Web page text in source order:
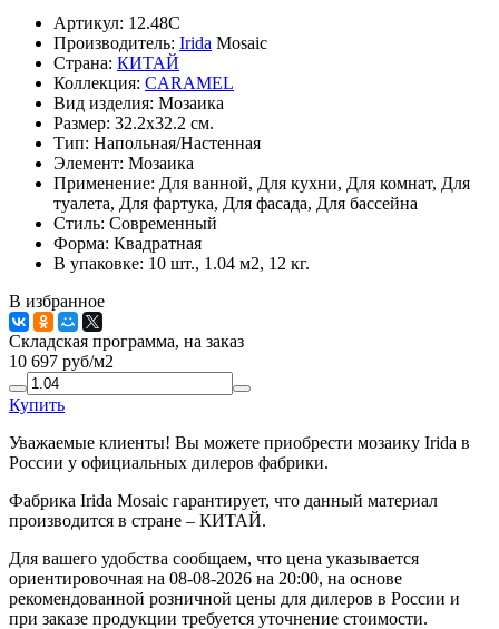
Артикул: 12.48C
Производитель: Irida Mosaic
Страна: КИТАЙ
Коллекция: CARAMEL
Вид изделия: Мозаика
Размер: 32.2x32.2 см.
Тип: Напольная/Настенная
Элемент: Мозаика
Применение: Для ванной, Для кухни, Для комнат, Для
туалета, Для фартука, Для фасада, Для бассейна
Стиль: Современный
Форма: Квадратная
В упаковке: 10 шт., 1.04 м2, 12 кг.
В избранное
Складская программа, на заказ
10 697 руб/м2
Купить
Уважаемые клиенты! Вы можете приобрести мозаику Irida в
России у официальных дилеров фабрики.
Фабрика Irida Mosaic гарантирует, что данный материал
производится в стране – КИТАЙ.
Для вашего удобства сообщаем, что цена указывается
ориентировочная на 08-08-2026 на 20:00, на основе
рекомендованной розничной цены для дилеров в России и
при заказе продукции требуется уточнение стоимости.